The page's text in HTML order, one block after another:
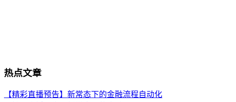
热点文章
【精彩直播预告】新常态下的金融流程自动化